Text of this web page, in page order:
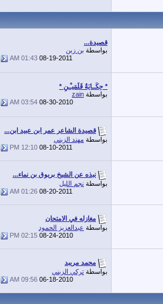
قصيدة...
بواسطة بن زبن
08-19-2011
01:43 AM
* حِكَــايَةُ قَلَمَيـْـنِ *
بواسطة zain
08-30-2010
03:54 AM
قصيدة الشاعر عمر ابن عبيد ابن...
بواسطة مهند الزبني
08-10-2011
12:10 PM
نبذه عن الشيخ بريوق بن نماء...
بواسطة نجم الليل
08-20-2011
01:26 AM
مغازله في الامتحان
بواسطة عبدالعزيز الحمود
08-24-2010
02:15 PM
محمد مريبد
بواسطة تركي الزبني
06-18-2010
09:56 AM